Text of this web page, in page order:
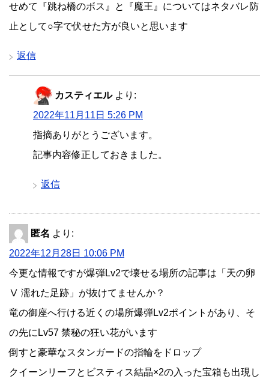
せめて『跳ね橋のボス』と『魔王』についてはネタバレ防
止として○字で伏せた方が良いと思います
返信
カスティエル より:
2022年11月11日 5:26 PM
指摘ありがとうございます。
記事内容修正しておきました。
返信
匿名 より:
2022年12月28日 10:06 PM
今更な情報ですが爆弾Lv2で壊せる場所の記事は「天の卵
Ⅴ 濡れた足跡」が抜けてませんか？
竜の御座へ行ける近くの場所爆弾Lv2ポイントがあり、そ
の先にLv57 禁秘の狂い花がいます
倒すと豪華なスタンガードの指輪をドロップ
クイーンリーフとビスティス結晶×2の入った宝箱も出現し